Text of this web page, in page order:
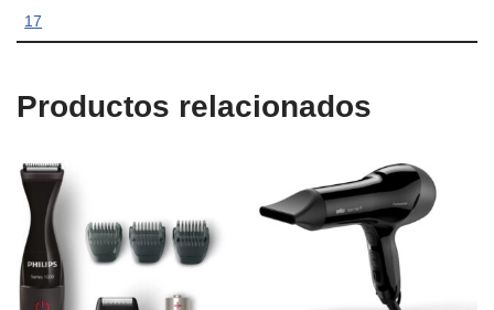
17
Productos relacionados